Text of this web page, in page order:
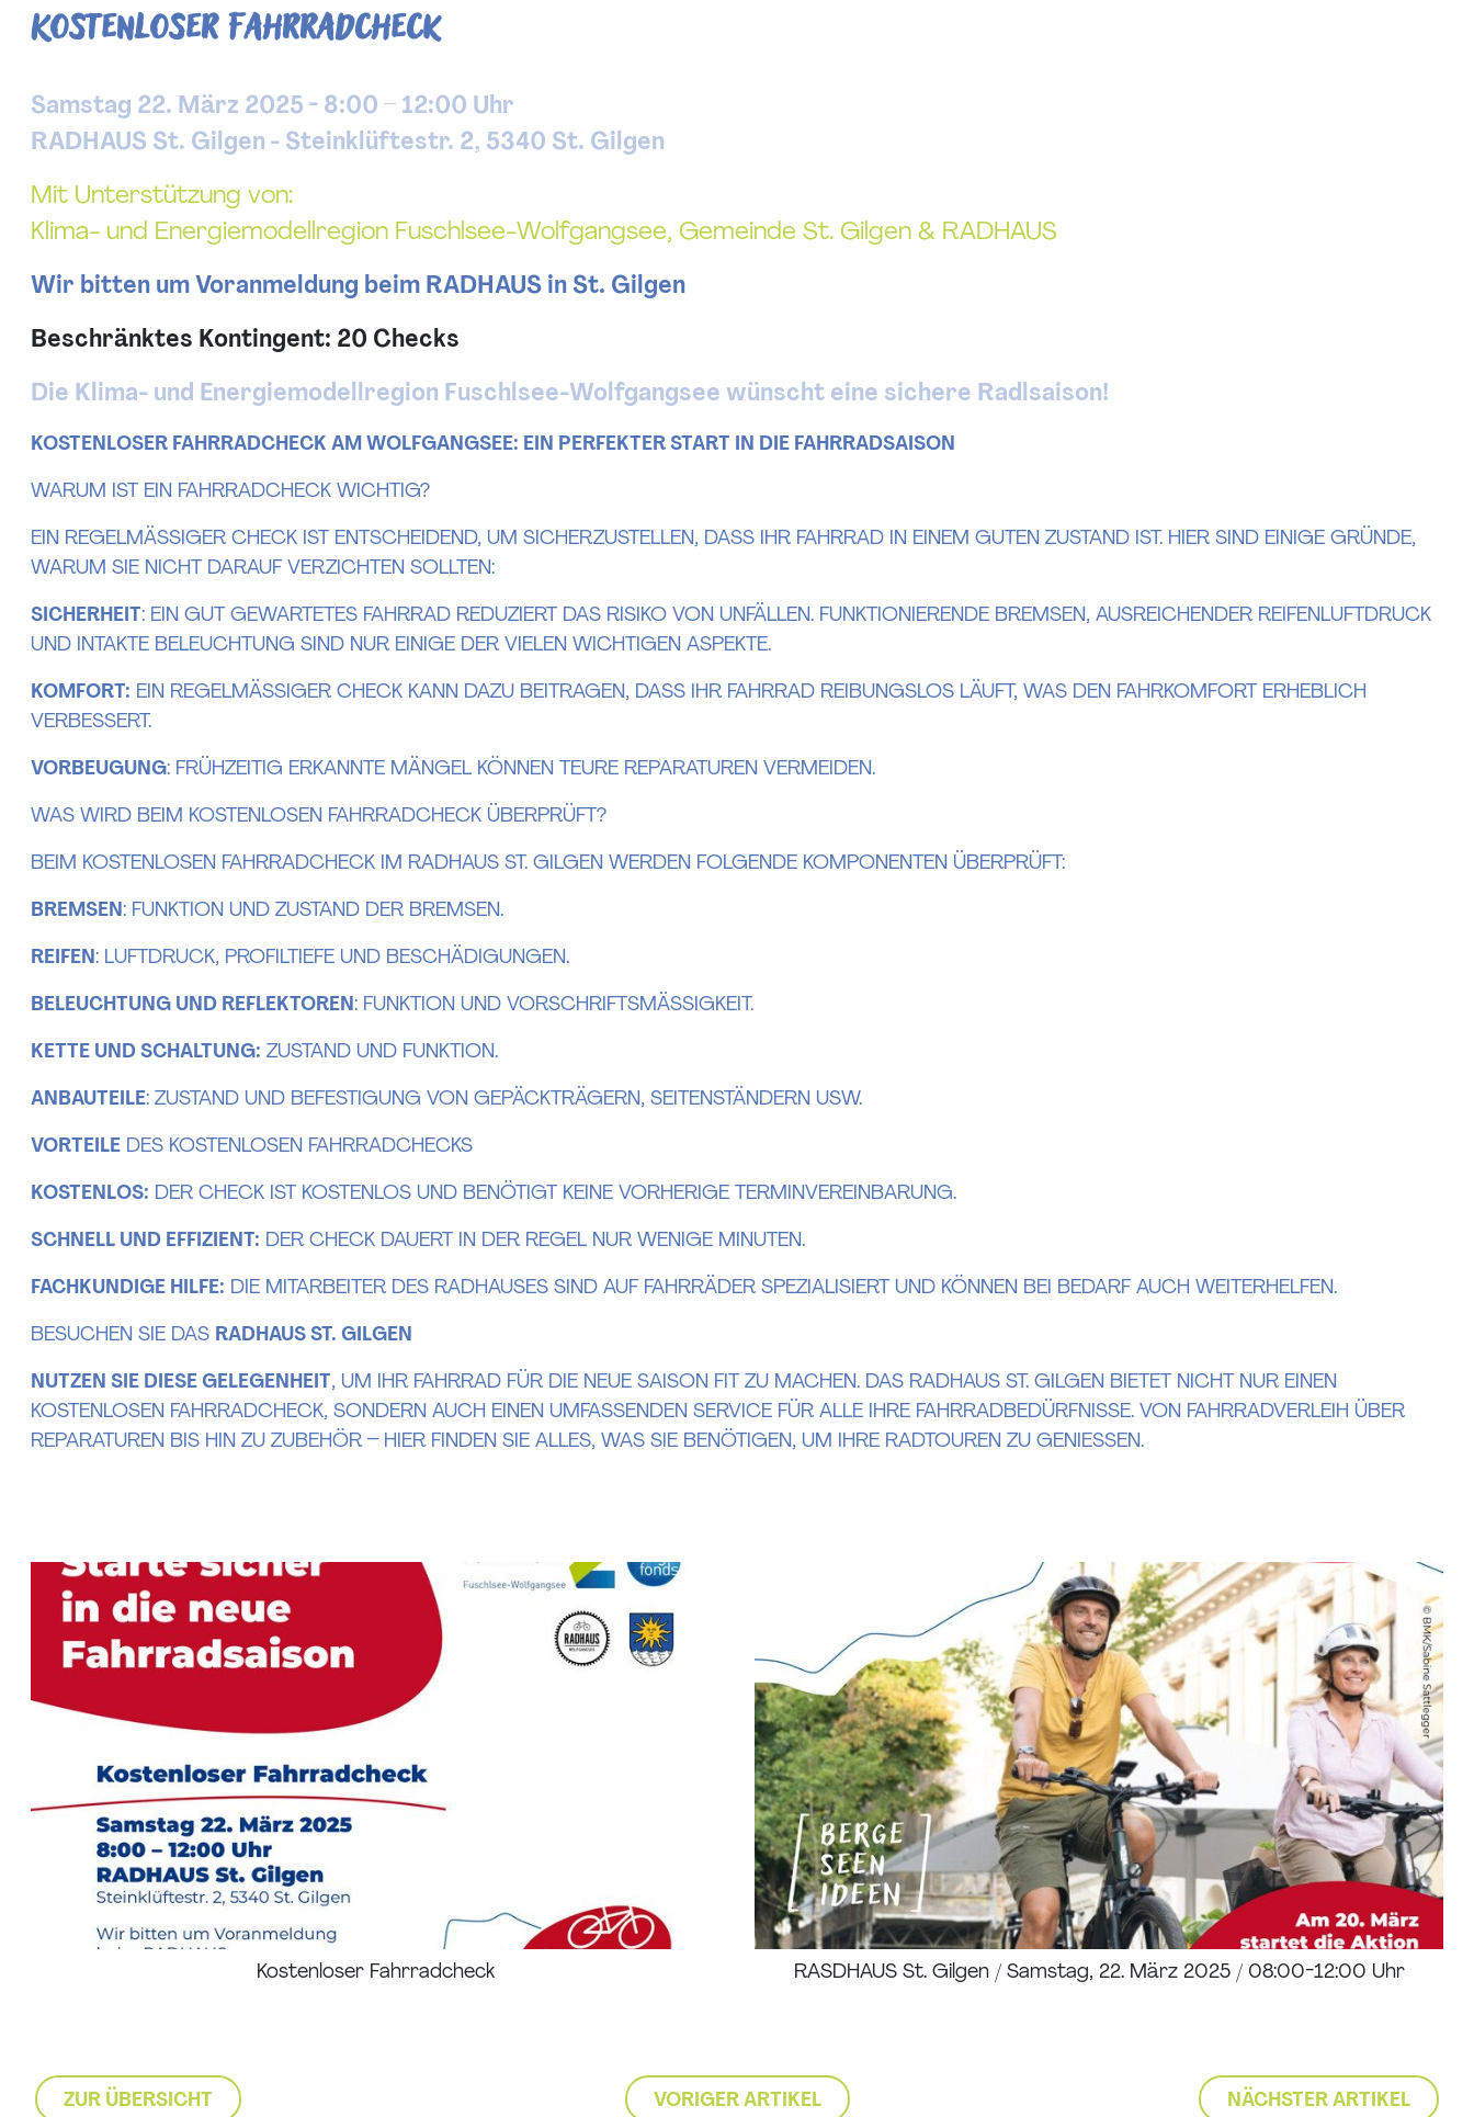
Kostenloser Fahrradcheck
Samstag 22. März 2025 - 8:00 – 12:00 Uhr
RADHAUS St. Gilgen - Steinklüftestr. 2, 5340 St. Gilgen
Mit Unterstützung von:
Klima- und Energiemodellregion Fuschlsee-Wolfgangsee, Gemeinde St. Gilgen & RADHAUS
Wir bitten um Voranmeldung beim RADHAUS in St. Gilgen
Beschränktes Kontingent: 20 Checks
Die Klima- und Energiemodellregion Fuschlsee-Wolfgangsee wünscht eine sichere Radlsaison!
KOSTENLOSER FAHRRADCHECK AM WOLFGANGSEE: EIN PERFEKTER START IN DIE FAHRRADSAISON
WARUM IST EIN FAHRRADCHECK WICHTIG?
EIN REGELMÄSSIGER CHECK IST ENTSCHEIDEND, UM SICHERZUSTELLEN, DASS IHR FAHRRAD IN EINEM GUTEN ZUSTAND IST. HIER SIND EINIGE GRÜNDE, W
ARUM SIE NICHT DARAUF VERZICHTEN SOLLTEN:
SICHERHEIT: EIN GUT GEWARTETES FAHRRAD REDUZIERT DAS RISIKO VON UNFÄLLEN. FUNKTIONIERENDE BREMSEN, AUSREICHENDER REIFENLUFTDRUCK
UND INTAKTE BELEUCHTUNG SIND NUR EINIGE DER VIELEN WICHTIGEN ASPEKTE.
KOMFORT: EIN REGELMÄSSIGER CHECK KANN DAZU BEITRAGEN, DASS IHR FAHRRAD REIBUNGSLOS LÄUFT, WAS DEN FAHRKOMFORT ERHEBLICH V
ERBESSERT.
VORBEUGUNG: FRÜHZEITIG ERKANNTE MÄNGEL KÖNNEN TEURE REPARATUREN VERMEIDEN.
WAS WIRD BEIM KOSTENLOSEN FAHRRADCHECK ÜBERPRÜFT?
BEIM KOSTENLOSEN FAHRRADCHECK IM RADHAUS ST. GILGEN WERDEN FOLGENDE KOMPONENTEN ÜBERPRÜFT:
BREMSEN : FUNKTION UND ZUSTAND DER BREMSEN.
REIFEN : LUFTDRUCK, PROFILTIEFE UND BESCHÄDIGUNGEN.
BELEUCHTUNG UND REFLEKTOREN : FUNKTION UND VORSCHRIFTSMÄSSIGKEIT.
KETTE UND SCHALTUNG: ZUSTAND UND FUNKTION.
ANBAUTEILE: ZUSTAND UND BEFESTIGUNG VON GEPÄCKTRÄGERN, SEITENSTÄNDERN USW.
VORTEILE DES KOSTENLOSEN FAHRRADCHECKS
KOSTENLOS: DER CHECK IST KOSTENLOS UND BENÖTIGT KEINE VORHERIGE TERMINVEREINBARUNG.
SCHNELL UND EFFIZIENT: DER CHECK DAUERT IN DER REGEL NUR WENIGE MINUTEN.
FACHKUNDIGE HILFE: DIE MITARBEITER DES RADHAUSES SIND AUF FAHRRÄDER SPEZIALISIERT UND KÖNNEN BEI BEDARF AUCH WEITERHELFEN.
BESUCHEN SIE DAS RADHAUS ST. GILGEN
NUTZEN SIE DIESE GELEGENHEIT, UM IHR FAHRRAD FÜR DIE NEUE SAISON FIT ZU MACHEN. DAS RADHAUS ST. GILGEN BIETET NICHT NUR EINEN
KOSTENLOSEN FAHRRADCHECK, SONDERN AUCH EINEN UMFASSENDEN SERVICE FÜR ALLE IHRE FAHRRADBEDÜRFNISSE. VON FAHRRADVERLEIH ÜBER
REPARATUREN BIS HIN ZU ZUBEHÖR – HIER FINDEN SIE ALLES, WAS SIE BENÖTIGEN, UM IHRE RADTOUREN ZU GENIESSEN.
Kostenloser Fahrradcheck RASDHAUS St. Gilgen / Samstag, 22. März 2025 / 08:00-12:00 Uhr
ZUR ÜBERSICHT VORIGER ARTIKEL NÄCHSTER ARTIKEL